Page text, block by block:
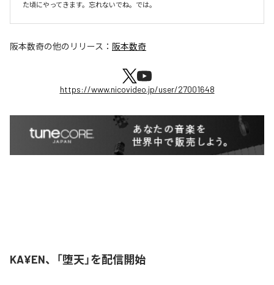
た頃にやってきます。忘れないでね。では。
阪本数奇の他のリリース： 阪本数奇
https://www.nicovideo.jp/user/27001648
KA¥EN、「堕天」を配信開始